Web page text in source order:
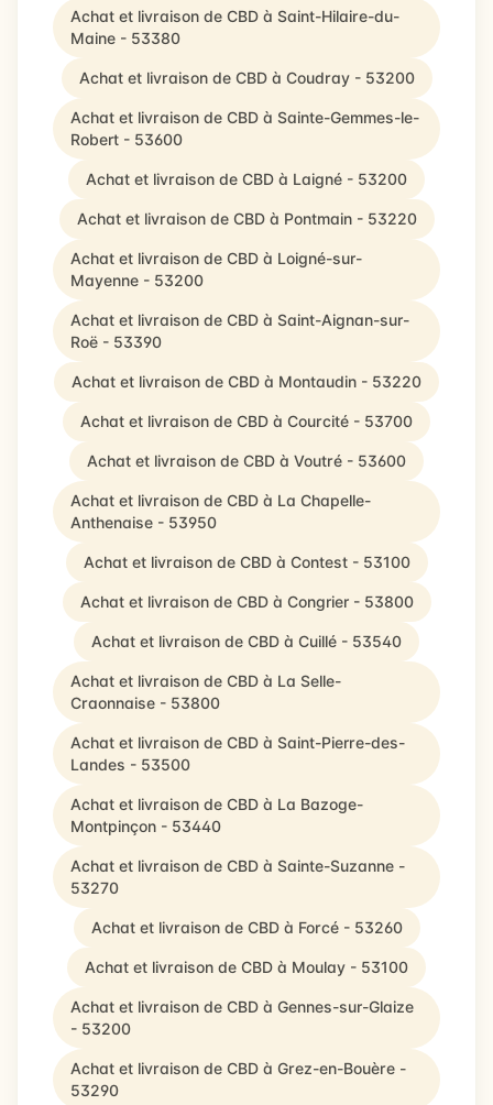
Achat et livraison de CBD à Saint-Hilaire-du-
Maine - 53380
Achat et livraison de CBD à Coudray - 53200
Achat et livraison de CBD à Sainte-Gemmes-le-
Robert - 53600
Achat et livraison de CBD à Laigné - 53200
Achat et livraison de CBD à Pontmain - 53220
Achat et livraison de CBD à Loigné-sur-
Mayenne - 53200
Achat et livraison de CBD à Saint-Aignan-sur-
Roë - 53390
Achat et livraison de CBD à Montaudin - 53220
Achat et livraison de CBD à Courcité - 53700
Achat et livraison de CBD à Voutré - 53600
Achat et livraison de CBD à La Chapelle-
Anthenaise - 53950
Achat et livraison de CBD à Contest - 53100
Achat et livraison de CBD à Congrier - 53800
Achat et livraison de CBD à Cuillé - 53540
Achat et livraison de CBD à La Selle-
Craonnaise - 53800
Achat et livraison de CBD à Saint-Pierre-des-
Landes - 53500
Achat et livraison de CBD à La Bazoge-
Montpinçon - 53440
Achat et livraison de CBD à Sainte-Suzanne -
53270
Achat et livraison de CBD à Forcé - 53260
Achat et livraison de CBD à Moulay - 53100
Achat et livraison de CBD à Gennes-sur-Glaize
- 53200
Achat et livraison de CBD à Grez-en-Bouère -
53290